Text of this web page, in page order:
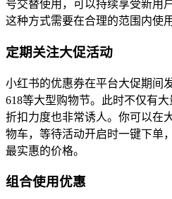
号交替使用，可以持续享受新用
这种方式需要在合理的范围内使
定期关注大促活动
小红书的优惠券在平台大促期间
618等大型购物节。此时不仅有
折扣力度也非常诱人。你可以在
物车，等待活动开启时一键下单
最实惠的价格。
组合使用优惠